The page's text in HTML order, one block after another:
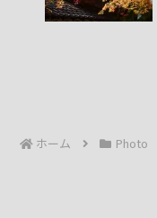
ホーム Photo